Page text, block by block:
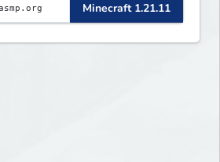
Minecraft 1.21.11